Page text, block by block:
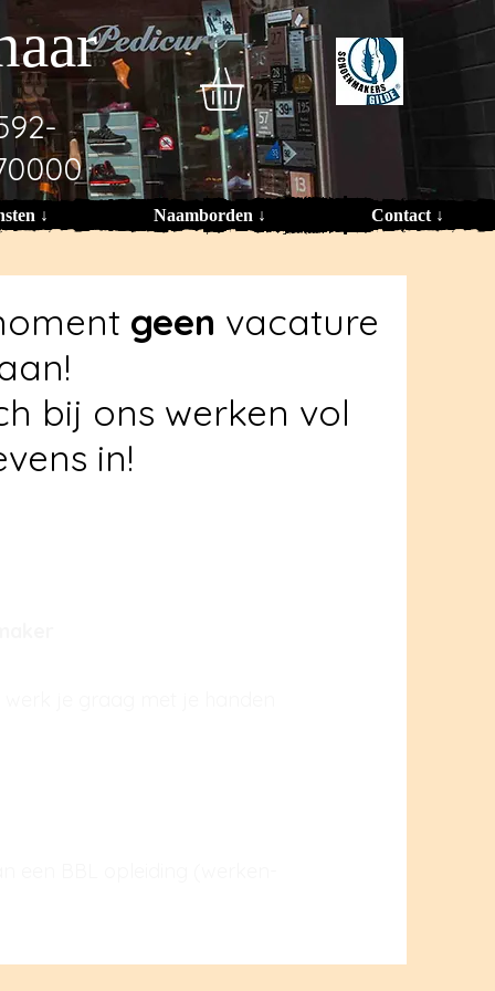
↓ Naamborden ↓ Contact ↓
geen vacature
bij ons werken vol
in!